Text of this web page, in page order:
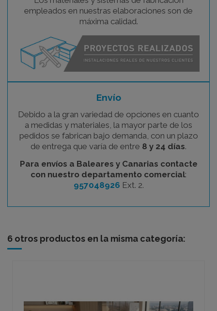
empleados en nuestras elaboraciones son de
máxima calidad.
Envío
Debido a la gran variedad de opciones en cuanto
a medidas y materiales, la mayor parte de los
pedidos se fabrican bajo demanda, con un plazo
de entrega que varía de entre 8 y 24 días.
Para envíos a Baleares y Canarias contacte
con nuestro departamento comercial:
957048926 Ext. 2.
6 otros productos en la misma categoría: